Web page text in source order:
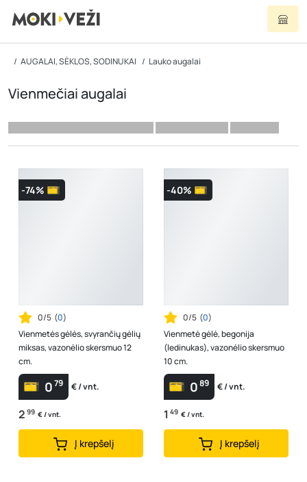
AUGALAI, SĖKLOS, SODINUKAI Lauko augalai
Vienmečiai augalai
-74%
0/5 (0)
Vienmetės gėlės, svyrančių gėlių
miksas, vazonėlio skersmuo 12
cm.
079 € / vnt.
2 99 € / vnt.
Į krepšelį
-40%
0/5 (0)
Vienmetė gėlė, begonija
(ledinukas), vazonėlio skersmuo
10 cm.
089 € / vnt.
1 49 € / vnt.
Į krepšelį